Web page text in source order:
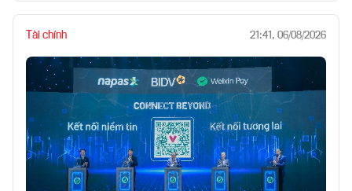
Tài chính 21:41, 06/08/2026